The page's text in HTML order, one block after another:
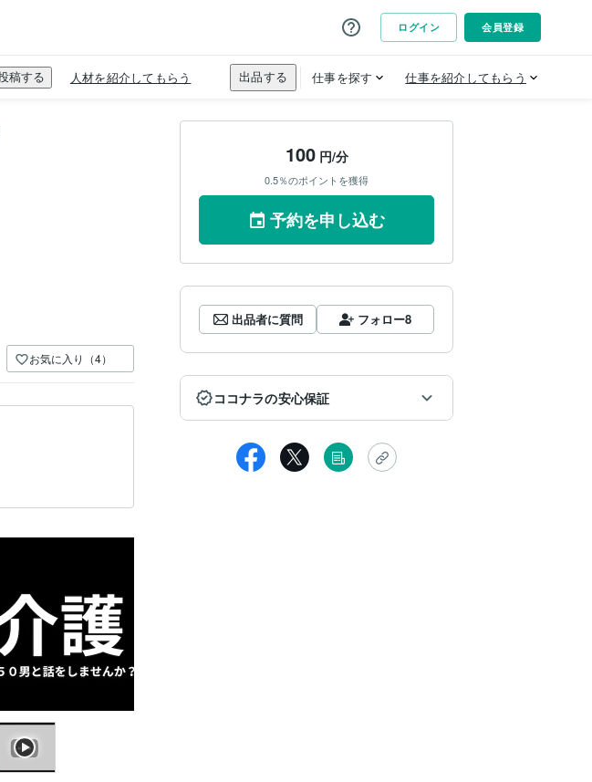
お気に入り（4）
100円/分
0.5％のポイントを獲得
予約を申し込む
出品者に質問 フォロー8
ココナラの安心保証